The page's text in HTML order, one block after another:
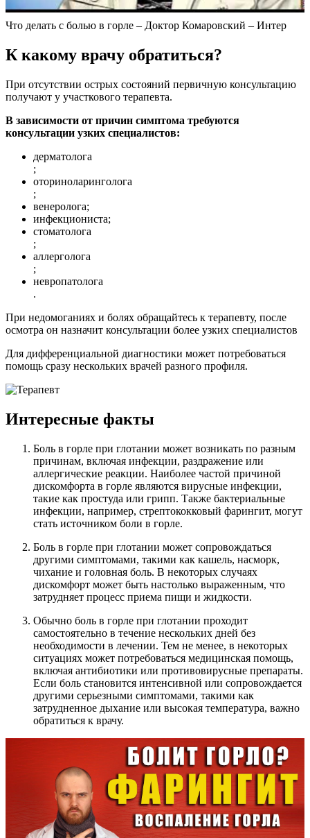
Что делать с болью в горле – Доктор Комаровский – Интер
К какому врачу обратиться?
При отсутствии острых состояний первичную консультацию
получают у участкового терапевта.
В зависимости от причин симптома требуются
консультации узких специалистов:
дерматолога
;
оториноларинголога
;
венеролога;
инфекциониста;
стоматолога
;
аллерголога
;
невропатолога
.
При недомоганиях и болях обращайтесь к терапевту, после
осмотра он назначит консультации более узких специалистов
Для дифференциальной диагностики может потребоваться
помощь сразу нескольких врачей разного профиля.
Интересные факты
Боль в горле при глотании может возникать по разным
причинам, включая инфекции, раздражение или
аллергические реакции. Наиболее частой причиной
дискомфорта в горле являются вирусные инфекции,
такие как простуда или грипп. Также бактериальные
инфекции, например, стрептококковый фарингит, могут
стать источником боли в горле.
Боль в горле при глотании может сопровождаться
другими симптомами, такими как кашель, насморк,
чихание и головная боль. В некоторых случаях
дискомфорт может быть настолько выраженным, что
затрудняет процесс приема пищи и жидкости.
Обычно боль в горле при глотании проходит
самостоятельно в течение нескольких дней без
необходимости в лечении. Тем не менее, в некоторых
ситуациях может потребоваться медицинская помощь,
включая антибиотики или противовирусные препараты.
Если боль становится интенсивной или сопровождается
другими серьезными симптомами, такими как
затрудненное дыхание или высокая температура, важно
обратиться к врачу.